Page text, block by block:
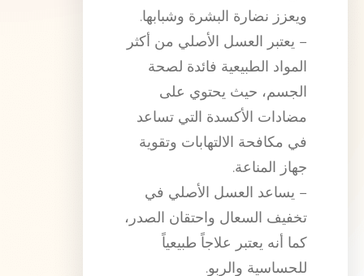
ويعزز نضارة البشرة وشبابها.
– يعتبر العسل الأصلي من أكثر
المواد الطبيعية فائدة لصحة
الجسم، حيث يحتوي على
مضادات الأكسدة التي تساعد
في مكافحة الالتهابات وتقوية
جهاز المناعة.
– يساعد العسل الأصلي في
تخفيف السعال واحتقان الصدر،
كما أنه يعتبر علاجاً طبيعياً
للحساسية والربو.